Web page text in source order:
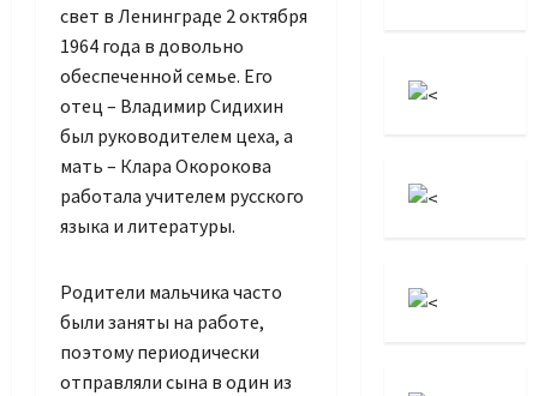
свет в Ленинграде 2 октября
1964 года в довольно
обеспеченной семье. Его
отец – Владимир Сидихин
был руководителем цеха, а
мать – Клара Окорокова
работала учителем русского
языка и литературы.
Родители мальчика часто
были заняты на работе,
поэтому периодически
отправляли сына в один из